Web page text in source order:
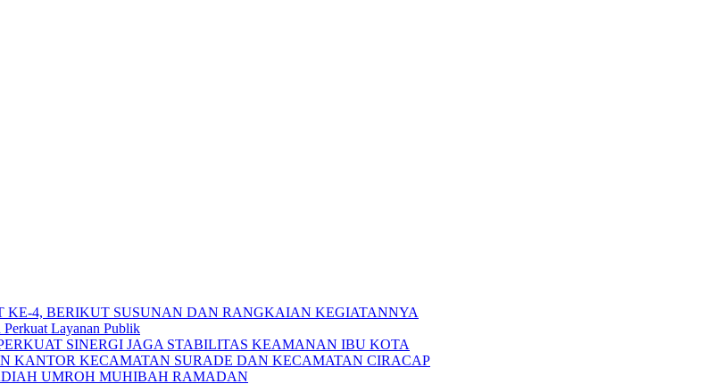
KE-4, BERIKUT SUSUNAN DAN RANGKAIAN KEGIATANNYA
Layanan Publik
SINERGI JAGA STABILITAS KEAMANAN IBU KOTA
KANTOR KECAMATAN SURADE DAN KECAMATAN CIRACAP
UMROH MUHIBAH RAMADAN